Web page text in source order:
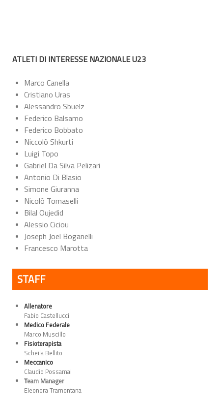
ATLETI DI INTERESSE NAZIONALE U23
Marco Canella
Cristiano Uras
Alessandro Sbuelz
Federico Balsamo
Federico Bobbato
Niccolò Shkurti
Luigi Topo
Gabriel Da Silva Pelizari
Antonio Di Blasio
Simone Giuranna
Nicolò Tomaselli
Bilal Oujedid
Alessio Ciciou
Joseph Joel Boganelli
Francesco Marotta
STAFF
Allenatore
Fabio Castellucci
Medico Federale
Marco Muscillo
Fisioterapista
Scheila Bellito
Meccanico
Claudio Possamai
Team Manager
Eleonora Tramontana